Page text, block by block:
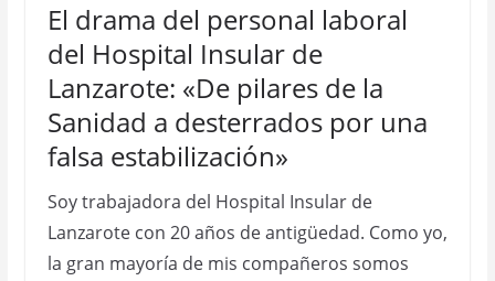
El drama del personal laboral
del Hospital Insular de
Lanzarote: «De pilares de la
Sanidad a desterrados por una
falsa estabilización»
Soy trabajadora del Hospital Insular de
Lanzarote con 20 años de antigüedad. Como yo,
la gran mayoría de mis compañeros somos